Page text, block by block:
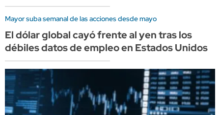
Mayor suba semanal de las acciones desde mayo
El dólar global cayó frente al yen tras los
débiles datos de empleo en Estados Unidos